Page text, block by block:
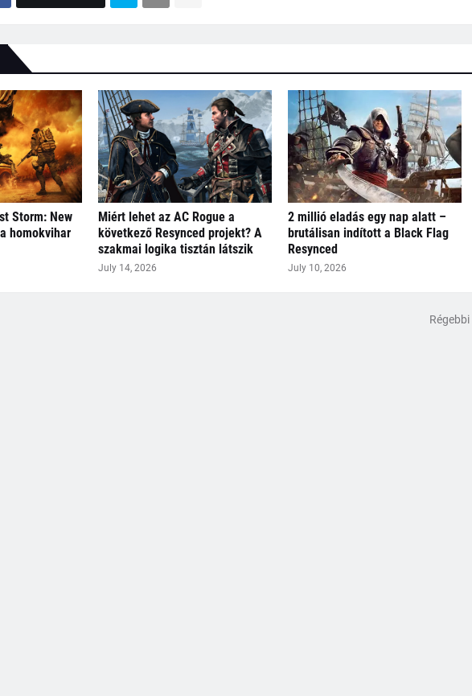
Storm: New
homokvihar
Miért lehet az AC Rogue a
következő Resynced projekt? A
szakmai logika tisztán látszik
July 14, 2026
2 millió eladás egy nap alatt –
brutálisan indított a Black Flag
Resynced
July 10, 2026
Régebbi